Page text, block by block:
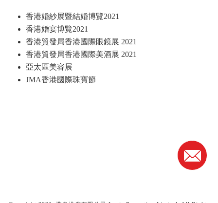
香港婚紗展暨結婚博覽2021
香港婚宴博覽2021
香港貿發局香港國際眼鏡展 2021
香港貿發局香港國際美酒展 2021
亞太區美容展
JMA香港國際珠寶節